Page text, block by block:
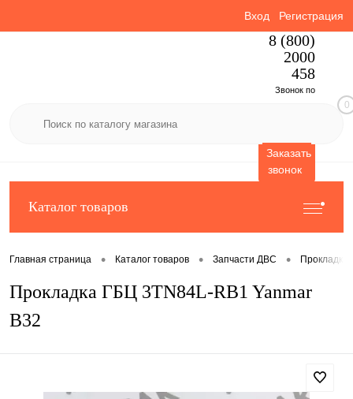
Вход Регистрация
8 (800)
2000
458
Звонок по
Заказать
звонок
0
Каталог товаров
Главная страница • Каталог товаров • Запчасти ДВС • Прокладки
Прокладка ГБЦ 3TN84L-RB1 Yanmar
B32